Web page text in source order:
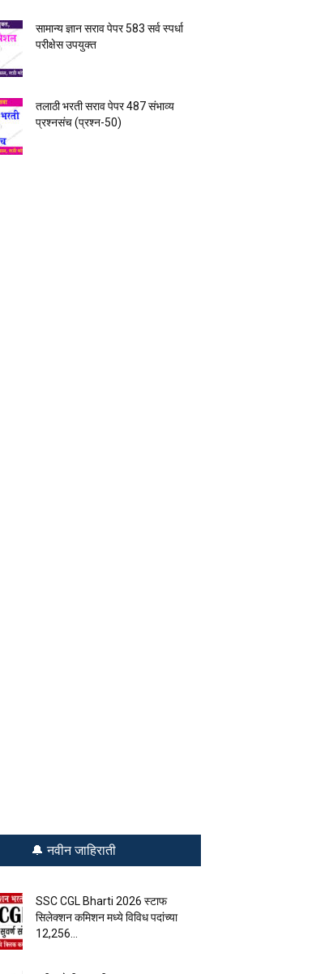
सामान्य ज्ञान सराव पेपर 583 सर्व स्पर्धा
परीक्षेस उपयुक्त
तलाठी भरती सराव पेपर 487 संभाव्य
प्रश्नसंच (प्रश्न-50)
🔔 नवीन जाहिराती
SSC CGL Bharti 2026 स्टाफ
सिलेक्शन कमिशन मध्ये विविध पदांच्या
12,256...